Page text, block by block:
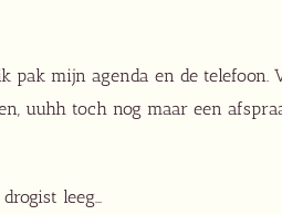
mijn agenda en de telefoon.
uuhh toch nog maar een
leeg…